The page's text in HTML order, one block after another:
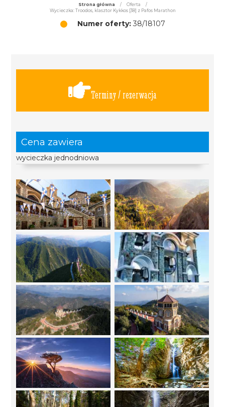
Strona główna / Oferta
/
Wycieczka: Troodos, klasztor Kykkos [38] z Pafos Marathon
Numer oferty:38/18107
Terminy / rezerwacja
Cena zawiera
wycieczka jednodniowa